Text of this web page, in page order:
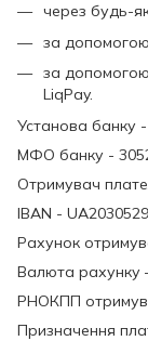
через будь-
за допомогою
за
LiqPay.
Установа банку
МФО банку -
Отримувач
IBAN -
Рахунок
Валюта рахунку
РНОКПП
Призначення